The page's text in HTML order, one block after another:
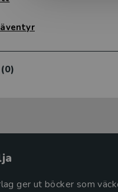
(0)
ger ut böcker som